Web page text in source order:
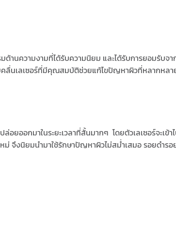
านความงามที่ได้รับความนิยม และได้รับการยอมรับจา
คลื่นเลเซอร์ที่มีคุณสมบัติช่วยแก้ไขปัญหาผิวที่หลากหล
อยออกมาในระยะเวลาที่สั้นมากๆ โดยตัวเลเซอร์จะเ
ม่ จึงนิยมนำมาใช้รักษาปัญหาผิวไม่สม่ำเสมอ รอยดำ